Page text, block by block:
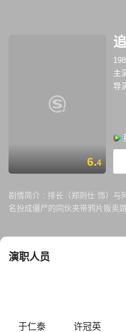
6.4
主
导
剧情简介 : 排长（郑则仕 饰）与
名扮成僵尸的同伙夹带鸦片贩卖
女害死琴师阿昌，威逼利诱托排
经由古墓内的几番交手，排长等
演职人员
于仁泰 许冠英